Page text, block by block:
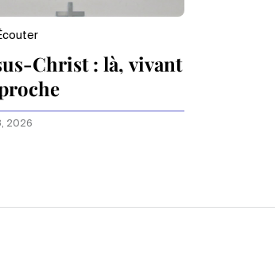
Christ : là, vivant
2026